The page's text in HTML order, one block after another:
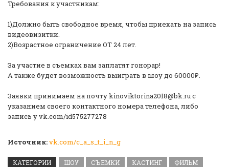
Требования к участникам:
1)Должно быть свободное время, чтобы приехать на запись
видеовизитки.
2)Возрастное ограничение ОТ 24 лет.
За участие в съемках вам заплатят гонорар!
А также будет возможность выиграть в шоу до 60000₽.
Заявки принимаем на почту kinoviktorina2018@bk.ru с
указанием своего контактного номера телефона, либо
запись у vk.com/id575277278
Источник:vk.com/c_a_s_t_i_n_g
КАТЕГОРИИ ШОУ СЪЕМКИ КАСТИНГ
ФИЛЬМ